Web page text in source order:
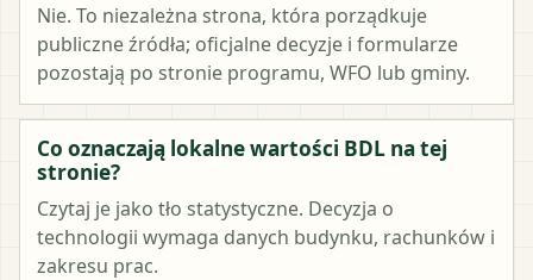
Nie. To niezależna strona, która porządkuje
publiczne źródła; oficjalne decyzje i formularze
pozostają po stronie programu, WFO lub gminy.
Co oznaczają lokalne wartości BDL na tej
stronie?
Czytaj je jako tło statystyczne. Decyzja o
technologii wymaga danych budynku, rachunków i
zakresu prac.